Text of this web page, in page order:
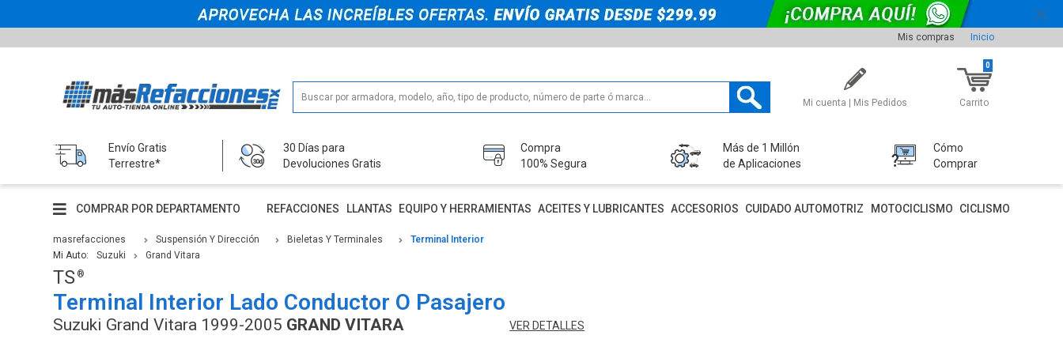
Mis compras Inicio
Mi cuenta | Mis Pedidos Carrito
0
Envío Gratis
Terrestre*
30 Días para
Devoluciones Gratis
Compra
100% Segura
Más de 1 Millón
de Aplicaciones
Cómo
Comprar
COMPRAR POR DEPARTAMENTO REFACCIONES LLANTAS EQUIPO Y HERRAMIENTAS ACEITES Y LUBRICANTES ACCESORIOS CUIDADO AUTOMOTRIZ MOTOCICLISMO CICLISMO
masrefacciones Suspensión Y Dirección Bieletas Y Terminales
Terminal Interior
Mi Auto:
Suzuki Grand Vitara
TS
Terminal Interior Lado Conductor O Pasajero
Suzuki Grand Vitara 1999-2005 GRAND VITARA VER DETALLES